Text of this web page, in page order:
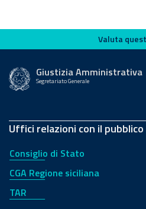
Valuta questo sito
Valuta
Giustizia Amministrativa
Segretariato Generale
Uffici relazioni con il pubblico
Consiglio di Stato
CGA Regione siciliana
TAR